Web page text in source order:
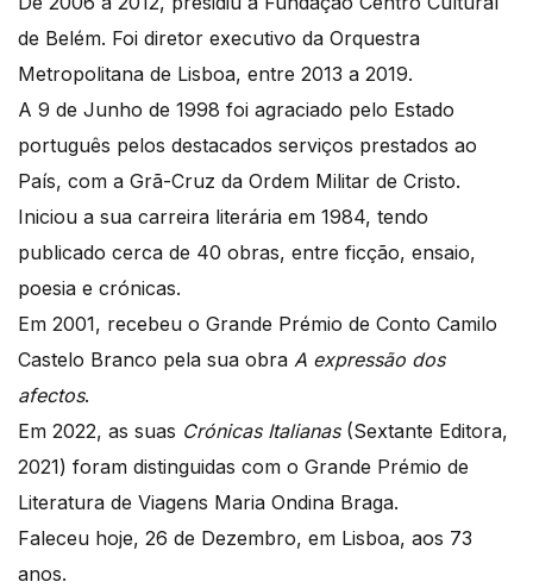
de Belém. Foi diretor executivo da Orquestra
Metropolitana de Lisboa, entre 2013 a 2019.
A 9 de Junho de 1998 foi agraciado pelo Estado
português pelos destacados serviços prestados ao
País, com a Grã-Cruz da Ordem Militar de Cristo.
Iniciou a sua carreira literária em 1984, tendo
publicado cerca de 40 obras, entre ficção, ensaio,
poesia e crónicas.
Em 2001, recebeu o Grande Prémio de Conto Camilo
Castelo Branco pela sua obra A expressão dos
afectos.
Em 2022, as suas Crónicas Italianas (Sextante Editora,
2021) foram distinguidas com o Grande Prémio de
Literatura de Viagens Maria Ondina Braga.
Faleceu hoje, 26 de Dezembro, em Lisboa, aos 73
anos.